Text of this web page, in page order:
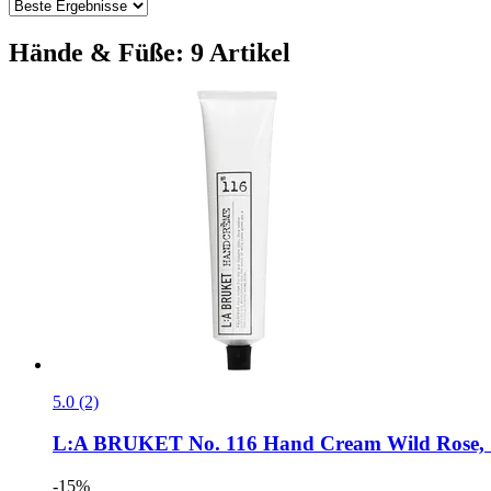
Hände & Füße: 9 Artikel
5.0 (2)
L:A BRUKET No. 116 Hand Cream Wild Rose,
-15%